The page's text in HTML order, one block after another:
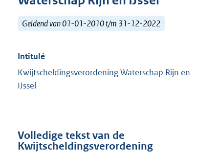
Geldend van 01-01-2010 t/m 31-12-2022
Intitulé
Kwijtscheldingsverordening Waterschap Rijn en
IJssel
Volledige tekst van de
Kwijtscheldingsverordening